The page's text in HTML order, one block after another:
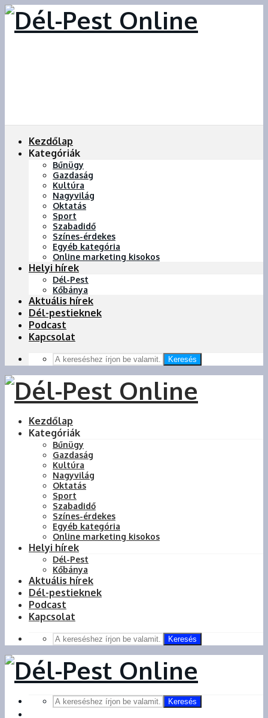
Kezdőlap
Kategóriák
Bűnügy
Gazdaság
Kultúra
Nagyvilág
Oktatás
Sport
Szabadidő
Színes-érdekes
Egyéb kategória
Online marketing kisokos
Helyi hírek
Dél-Pest
Kőbánya
Aktuális hírek
Dél-pestieknek
Podcast
Kapcsolat
Keresés
Kezdőlap
Kategóriák
Bűnügy
Gazdaság
Kultúra
Nagyvilág
Oktatás
Sport
Szabadidő
Színes-érdekes
Egyéb kategória
Online marketing kisokos
Helyi hírek
Dél-Pest
Kőbánya
Aktuális hírek
Dél-pestieknek
Podcast
Kapcsolat
Keresés
Keresés